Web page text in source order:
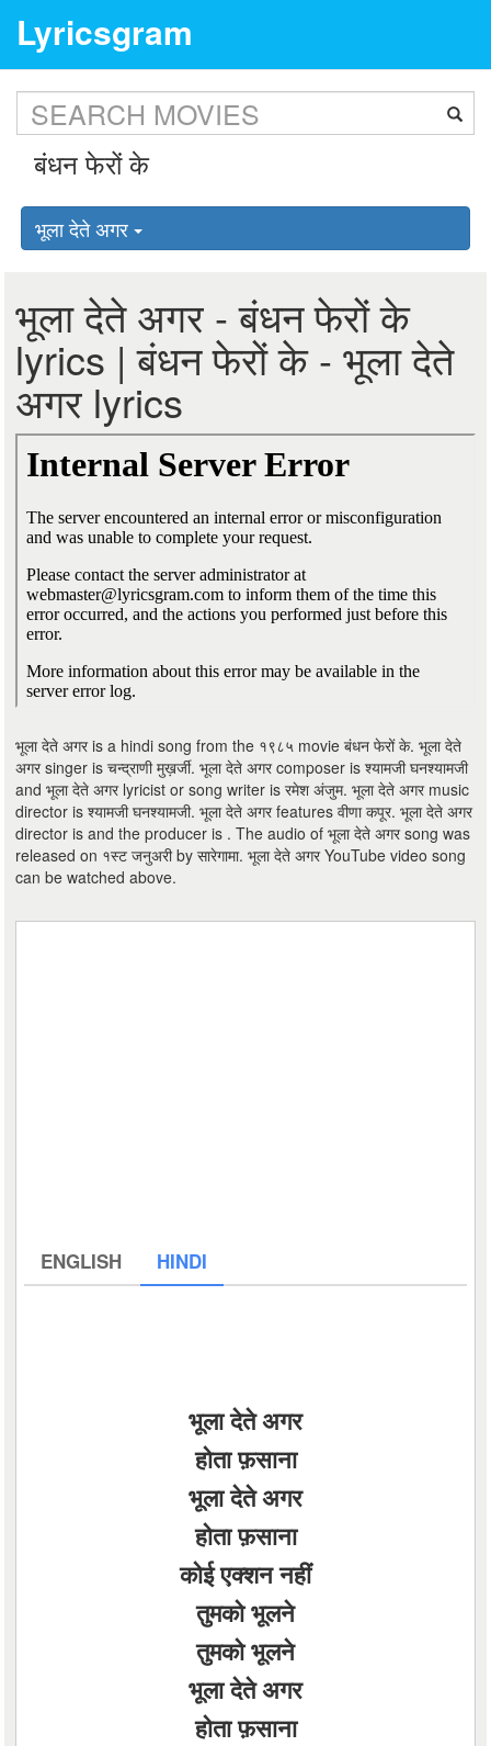
Lyricsgram
भूला देते अगर
भूला देते अगर - बंधन फेरों के
lyrics | बंधन फेरों के - भूला देते
अगर lyrics
भूला देते अगर is a hindi song from the १९८५ movie बंधन फेरों के. भूला देते
अगर singer is चन्द्राणी मुख़र्जी. भूला देते अगर composer is श्यामजी घनश्यामजी
and भूला देते अगर lyricist or song writer is रमेश अंजुम. भूला देते अगर music
director is श्यामजी घनश्यामजी. भूला देते अगर features वीणा कपूर. भूला देते अगर
director is and the producer is . The audio of भूला देते अगर song was
released on १स्ट जनुअरी by सारेगामा. भूला देते अगर YouTube video song
can be watched above.
ENGLISH HINDI
भूला देते अगर
होता फ़साना
भूला देते अगर
होता फ़साना
कोई एक्शन नहीं
तुमको भूलने
तुमको भूलने
भूला देते अगर
होता फ़साना